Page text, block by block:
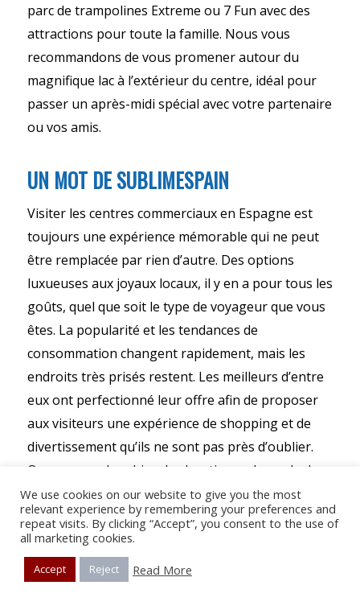
parc de trampolines Extreme ou 7 Fun avec des
attractions pour toute la famille. Nous vous
recommandons de vous promener autour du
magnifique lac à l’extérieur du centre, idéal pour
passer un après-midi spécial avec votre partenaire
ou vos amis.
UN MOT DE SUBLIMESPAIN
Visiter les centres commerciaux en Espagne est
toujours une expérience mémorable qui ne peut
être remplacée par rien d’autre. Des options
luxueuses aux joyaux locaux, il y en a pour tous les
goûts, quel que soit le type de voyageur que vous
êtes. La popularité et les tendances de
consommation changent rapidement, mais les
endroits très prisés restent. Les meilleurs d’entre
eux ont perfectionné leur offre afin de proposer
aux visiteurs une expérience de shopping et de
divertissement qu’ils ne sont pas près d’oublier.
Que vous recherchiez des boutiques de mode de
luxe ou des bonnes affaires dans les marchés
traditionnels espagnols, la multitude de choix
offerts par ces célèbres centres commerciaux en
Espagne vous garantit de trouver exactement ce
que vous recherchez. Découvrir le meilleur de
We use cookies on our website to give you the most
relevant experience by remembering your preferences and
repeat visits. By clicking “Accept”, you consent to the use of
all marketing cookies.
Accept Reject Read More